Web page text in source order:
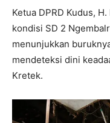
Ketua DPRD Kudus,
kondisi SD 2
menunjukkan
mendeteksi dini
Kretek.